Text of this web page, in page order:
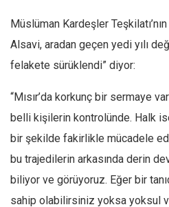
Müslüman Kardeşler
Alsavi, aradan geçen yedi yılı
felakete sürüklendi” diyor:
“Mısır’da korkunç bir sermaye
belli kişilerin kontrolünde. Halk
bir şekilde fakirlikle mücadele
bu trajedilerin arkasında derin
biliyor ve görüyoruz. Eğer bir
sahip olabilirsiniz yoksa yoksul